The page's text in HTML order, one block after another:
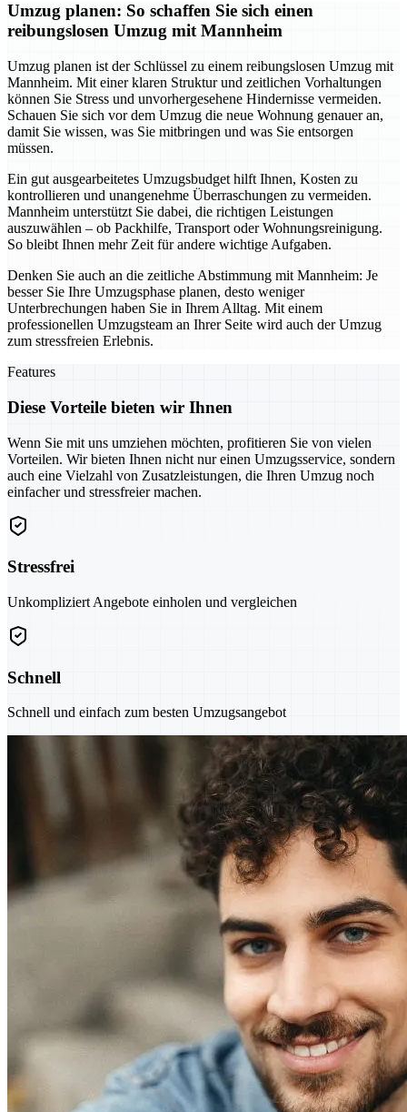
Umzug planen: So schaffen Sie sich einen
reibungslosen Umzug mit Mannheim
Umzug planen ist der Schlüssel zu einem reibungslosen Umzug mit
Mannheim. Mit einer klaren Struktur und zeitlichen Vorhaltungen
können Sie Stress und unvorhergesehene Hindernisse vermeiden.
Schauen Sie sich vor dem Umzug die neue Wohnung genauer an,
damit Sie wissen, was Sie mitbringen und was Sie entsorgen
müssen.
Ein gut ausgearbeitetes Umzugsbudget hilft Ihnen, Kosten zu
kontrollieren und unangenehme Überraschungen zu vermeiden.
Mannheim unterstützt Sie dabei, die richtigen Leistungen
auszuwählen – ob Packhilfe, Transport oder Wohnungsreinigung.
So bleibt Ihnen mehr Zeit für andere wichtige Aufgaben.
Denken Sie auch an die zeitliche Abstimmung mit Mannheim: Je
besser Sie Ihre Umzugsphase planen, desto weniger
Unterbrechungen haben Sie in Ihrem Alltag. Mit einem
professionellen Umzugsteam an Ihrer Seite wird auch der Umzug
zum stressfreien Erlebnis.
Features
Diese Vorteile bieten wir Ihnen
Wenn Sie mit uns umziehen möchten, profitieren Sie von vielen
Vorteilen. Wir bieten Ihnen nicht nur einen Umzugsservice, sondern
auch eine Vielzahl von Zusatzleistungen, die Ihren Umzug noch
einfacher und stressfreier machen.
Stressfrei
Unkompliziert Angebote einholen und vergleichen
Schnell
Schnell und einfach zum besten Umzugsangebot